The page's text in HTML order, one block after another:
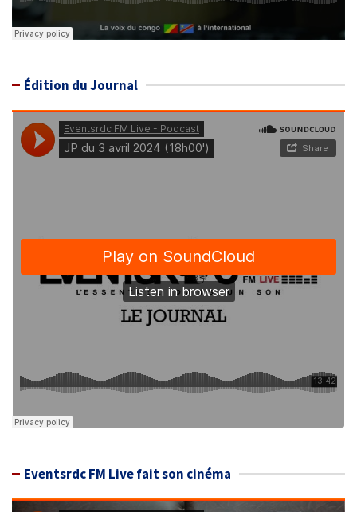
Édition du Journal
Eventsrdc FM Live fait son cinéma